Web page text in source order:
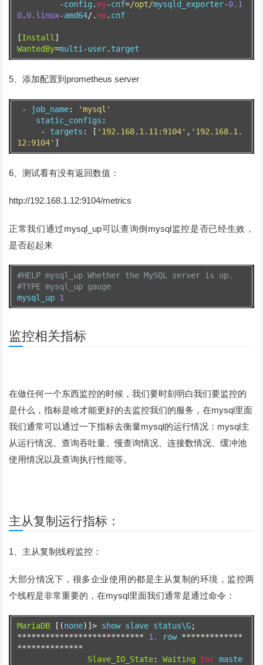
-config .my-cnf=/opt/mysqld_exporter-0.1
0. 0.linux-amd64/.my. cnf
[Install]
WantedBy=multi-user. target
5、添加配置到prometheus server
- job_name:
'mysql'
static_configs :
- targets : [ '192.168.1.11:9104' , '192.168.1.
12:9104' ]
6、测试看有没有返回数值：
http://192.168.1.12:9104/metrics
正常我们通过mysql_up可以查询倒mysql监控是否已经生效，
是否起起来
#HELP mysql_up Whether the MySQL server is up.
#TYPE mysql_up gauge
mysql_up 1
监控相关指标
在做任何一个东西监控的时候，我们要时刻明白我们要监控的
是什么，指标是啥才能更好的去监控我们的服务，在mysql里面
我们通常可以通过一下指标去衡量mysql的运行情况：mysql主
从运行情况、查询吞吐量、慢查询情况、连接数情况、缓冲池
使用情况以及查询执行性能等。
主从复制运行指标：
1、主从复制线程监控：
大部分情况下，很多企业使用的都是主从复制的环境，监控两
个线程是非常重要的，在mysql里面我们通常是通过命令：
MariaDB [(none)]> show slave status\G;
***************************
1. row *************
**************
Slave_IO_State: Waiting for maste